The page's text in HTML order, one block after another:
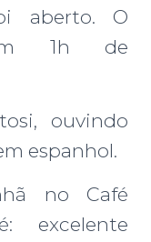
aberto. O
1h de
ouvindo
espanhol.
no Café
excelente